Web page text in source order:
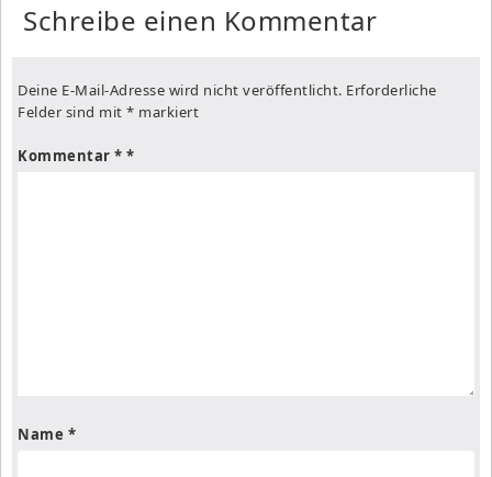
Schreibe einen Kommentar
Deine E-Mail-Adresse wird nicht veröffentlicht. Erforderliche
Felder sind mit * markiert
Kommentar *
Name *